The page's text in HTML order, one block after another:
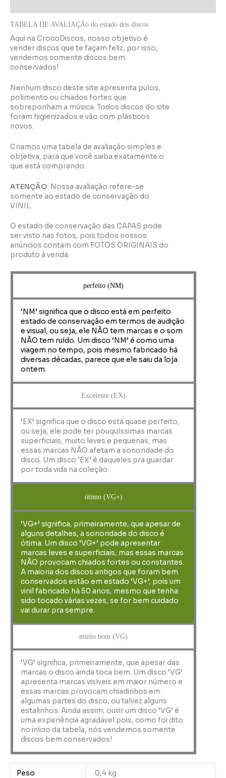
TABELA DE AVALIAÇÃo do estado dos discos
Aqui na CrocoDiscos, nosso objetivo é
vender discos que te façam feliz, por isso,
vendemos somente discos bem
conservados!
Nenhum disco deste site apresenta pulos,
polimento ou chiados fortes que
sobreponham a música. Todos discos do site
foram higienizados e vão com plásticos
novos.
Criamos uma tabela de avaliação simples e
objetiva, para que você saiba exatamente o
que está comprando.
ATENÇÃO: Nossa avaliação refere-se
somente ao estado de conservação do
VINIL.
O estado de conservação das CAPAS pode
ser visto nas fotos, pois todos nossos
anúncios contam com FOTOS ORIGINAIS do
produto à venda.
perfeito (NM)
‘NM’ significa que o disco está em perfeito
estado de conservação em termos de audição
e visual, ou seja, ele NÃO tem marcas e o som
NÃO tem ruído. Um disco ‘NM’ é como uma
viagem no tempo, pois mesmo fabricado há
diversas décadas, parece que ele saiu da loja
ontem.
Excelente (EX)
‘EX’ significa que o disco está quase perfeito,
ou seja, ele pode ter pouquíssimas marcas
superficiais, muito leves e pequenas, mas
essas marcas NÃO afetam a sonoridade do
disco. Um disco ‘EX’ é daqueles pra guardar
por toda vida na coleção.
ótimo (VG+)
‘VG+’ significa, primeiramente, que apesar de
alguns detalhes, a sonoridade do disco é
ótima. Um disco ‘VG+’ pode apresentar
marcas leves e superficiais, mas essas marcas
NÃO provocam chiados fortes ou constantes.
A maioria dos discos antigos que foram bem
conservados estão em estado ‘VG+’, pois um
vinil fabricado há 50 anos, mesmo que tenha
sido tocado várias vezes, se for bem cuidado
vai durar pra sempre.
muito bom (VG)
‘VG’ significa, primeiramente, que apesar das
marcas o disco ainda toca bem. Um disco ‘VG’
apresenta marcas visíveis em maior número e
essas marcas provocam chiadinhos em
algumas partes do disco, ou talvez alguns
estalinhos. Ainda assim, ouvir um disco ‘VG’ é
uma experiência agradável pois, como foi dito
no início da tabela, nós vendemos somente
discos bem conservados!
Peso 0,4 kg